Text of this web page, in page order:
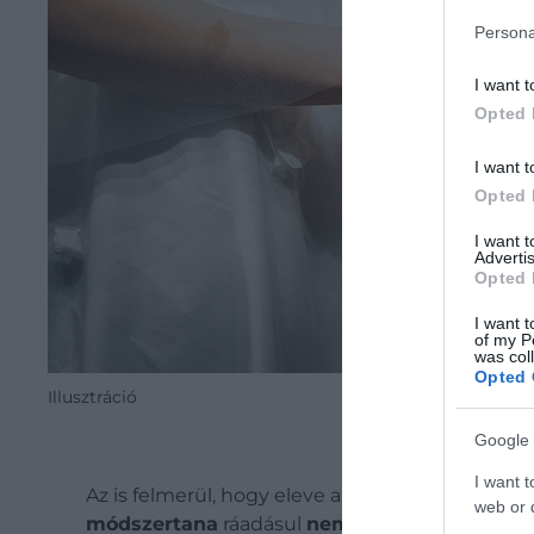
I want
Opted
I want
Opted
I want
Opted
I want
of my
was
Opted
Google
I want
web or
Illusztráció
Az is felmerül, hogy eleve azok az emberek
módszertana ráadásul nem különítette el a